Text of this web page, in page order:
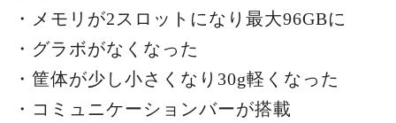
・メモリが2スロットになり最大96GBに
・グラボがなくなった
・筐体が少し小さくなり30g軽くなった
・コミュニケーションバーが搭載